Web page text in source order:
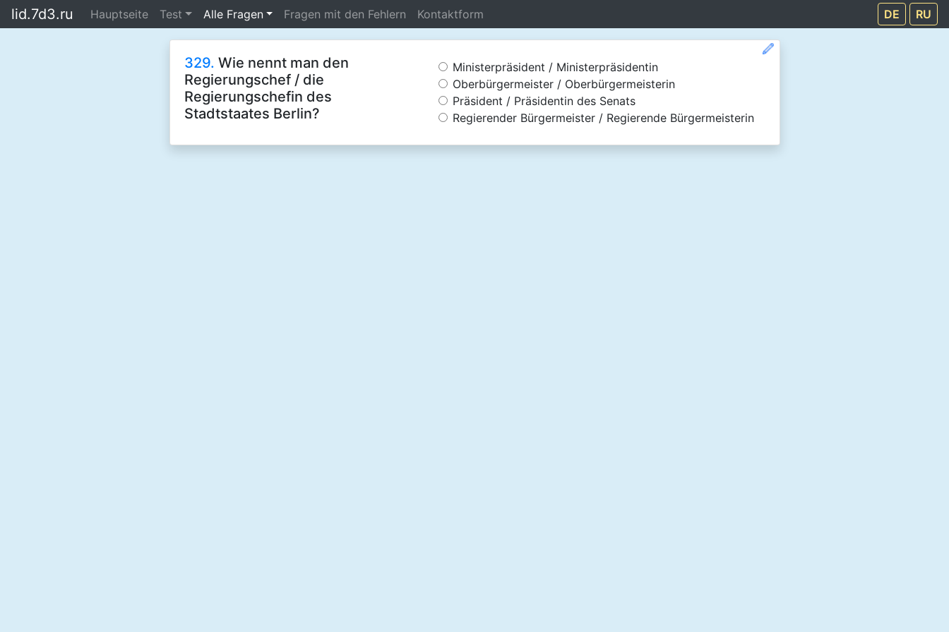
lid.7d3.ru Hauptseite Test Alle Fragen Fragen mit den Fehlern Kontaktform DE RU
329. Wie nennt man den
Regierungschef / die
Regierungschefin des
Stadtstaates Berlin?
Ministerpräsident / Ministerpräsidentin
Oberbürgermeister / Oberbürgermeisterin
Präsident / Präsidentin des Senats
Regierender Bürgermeister / Regierende Bürgermeisterin